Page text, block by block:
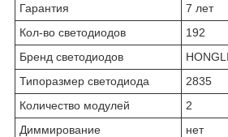
Гарантия
7 лет
Кол-во светодиодов
192
Бренд светодиодов
HONGLI
Типоразмер светодиода
2835
Количество модулей
2
Диммирование
нет